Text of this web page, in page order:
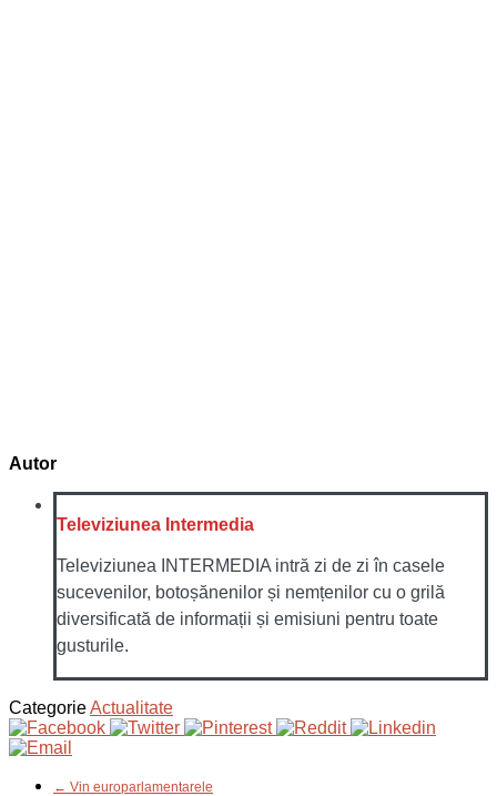
Autor
Televiziunea Intermedia
Televiziunea INTERMEDIA intră zi de zi în casele
sucevenilor, botoșănenilor și nemțenilor cu o grilă
diversificată de informații și emisiuni pentru toate
gusturile.
CategorieActualitate
← Vin europarlamentarele